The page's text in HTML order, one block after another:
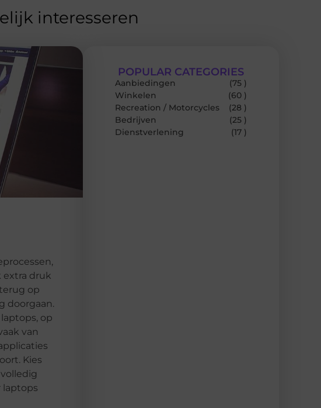
interesseren
extra druk
op
doorgaan.
op
van
Kies
laptops
POPULAR CATEGORIES
Aanbiedingen
(75 )
Winkelen
(60 )
Recreation / Motorcycles
(28 )
Bedrijven
(25 )
Dienstverlening
(17 )